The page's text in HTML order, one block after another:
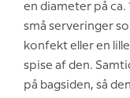
en diameter på ca.
små serveringer
konfekt eller en
spise af den.
på bagsiden, så